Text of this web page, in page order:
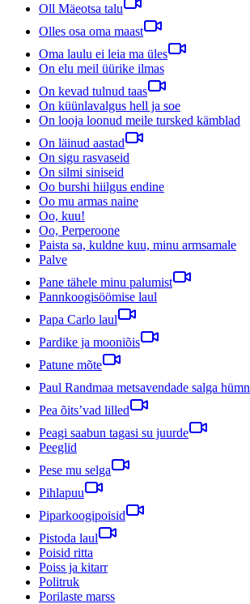
Oll Mäeotsa talu
Olles osa oma maast
Oma laulu ei leia ma üles
On elu meil üürike ilmas
On kevad tulnud taas
On küünlavalgus hell ja soe
On looja loonud meile tursked kämblad
On läinud aastad
On sigu rasvaseid
On silmi siniseid
Oo burshi hiilgus endine
Oo mu armas naine
Oo, kuu!
Oo, Perperoone
Paista sa, kuldne kuu, minu armsamale
Palve
Pane tähele minu palumist
Pannkoogisöömise laul
Papa Carlo laul
Pardike ja mooniõis
Patune mõte
Paul Randmaa metsavendade salga hümn
Pea õits’vad lilled
Peagi saabun tagasi su juurde
Peeglid
Pese mu selga
Pihlapuu
Piparkoogipoisid
Pistoda laul
Poisid ritta
Poiss ja kitarr
Politruk
Porilaste marss